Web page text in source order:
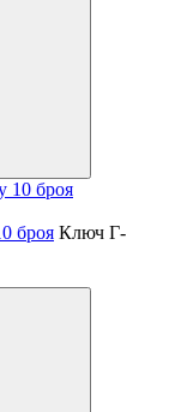
броя Ключ Г-